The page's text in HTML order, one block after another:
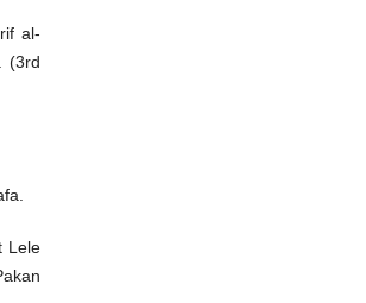
al-
(3rd
Lele